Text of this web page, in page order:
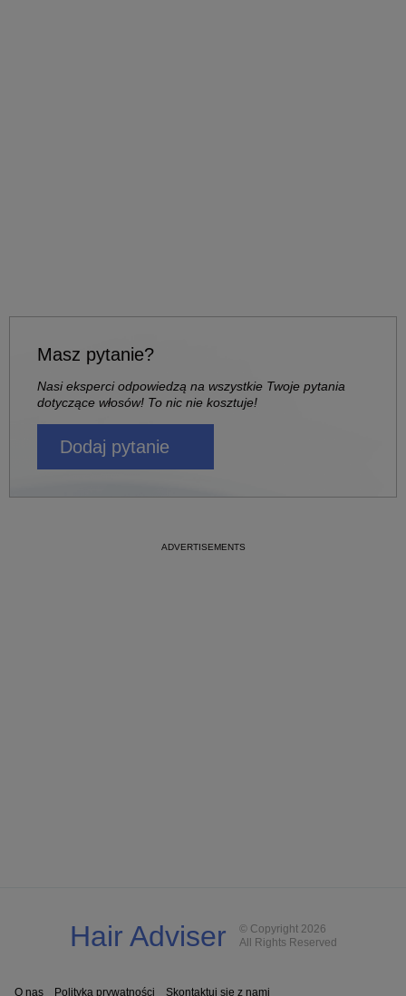
Masz pytanie?
Nasi eksperci odpowiedzą na wszystkie Twoje pytania
dotyczące włosów! To nic nie kosztuje!
Dodaj pytanie
Hair Adviser
© Copyright 2026
All Rights Reserved
O nas Polityka prywatności Skontaktuj się z nami